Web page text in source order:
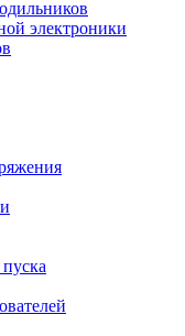
электроники